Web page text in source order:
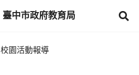
臺中市政府教育局
校園活動報導